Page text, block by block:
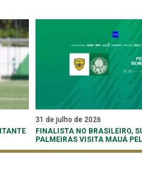
31 de julho de 2026
FINALISTA NO BRASILEIRO,
PALMEIRAS VISITA MAUÁ